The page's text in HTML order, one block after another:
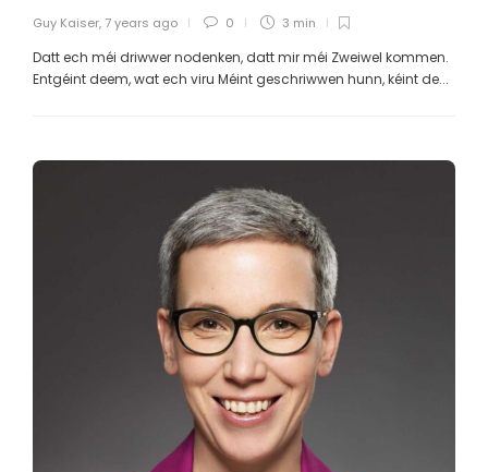
Guy Kaiser, 7 years ago 0 3 min
Datt ech méi driwwer nodenken, datt mir méi Zweiwel kommen.
Entgéint deem, wat ech viru Méint geschriwwen hunn, kéint de...